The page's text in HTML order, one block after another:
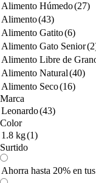
Alimento Húmedo(27)
Alimento(43)
Alimento Gatito(6)
Alimento Gato Senior
Alimento Libre de
Alimento Natural(40)
Alimento Seco(16)
Marca
Leonardo(43)
Color
1.8 kg(1)
Surtido
Ahorra hasta 20% en